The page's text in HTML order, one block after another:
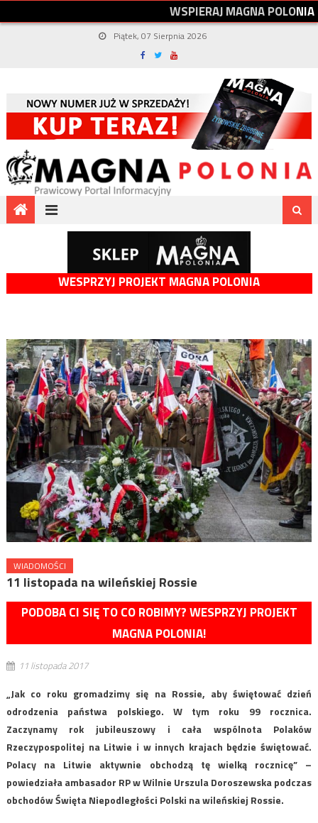
WSPIERAJMAGNAPOLONIA
Piątek, 07 Sierpnia 2026
WESPRZYJ PROJEKT MAGNA POLONIA
WIADOMOŚCI
11 listopada na wileńskiej Rossie
PODOBA CI SIĘ TO CO ROBIMY? WESPRZYJ PROJEKT
MAGNA POLONIA!
11 listopada 2017
„Jak co roku gromadzimy się na Rossie, aby świętować dzień
odrodzenia państwa polskiego. W tym roku 99 rocznica.
Zaczynamy rok jubileuszowy i cała wspólnota Polaków
Rzeczypospolitej na Litwie i w innych krajach będzie świętować.
Polacy na Litwie aktywnie obchodzą tę wielką rocznicę” –
powiedziała ambasador RP w Wilnie Urszula Doroszewska podczas
obchodów Święta Niepodległości Polski na wileńskiej Rossie.